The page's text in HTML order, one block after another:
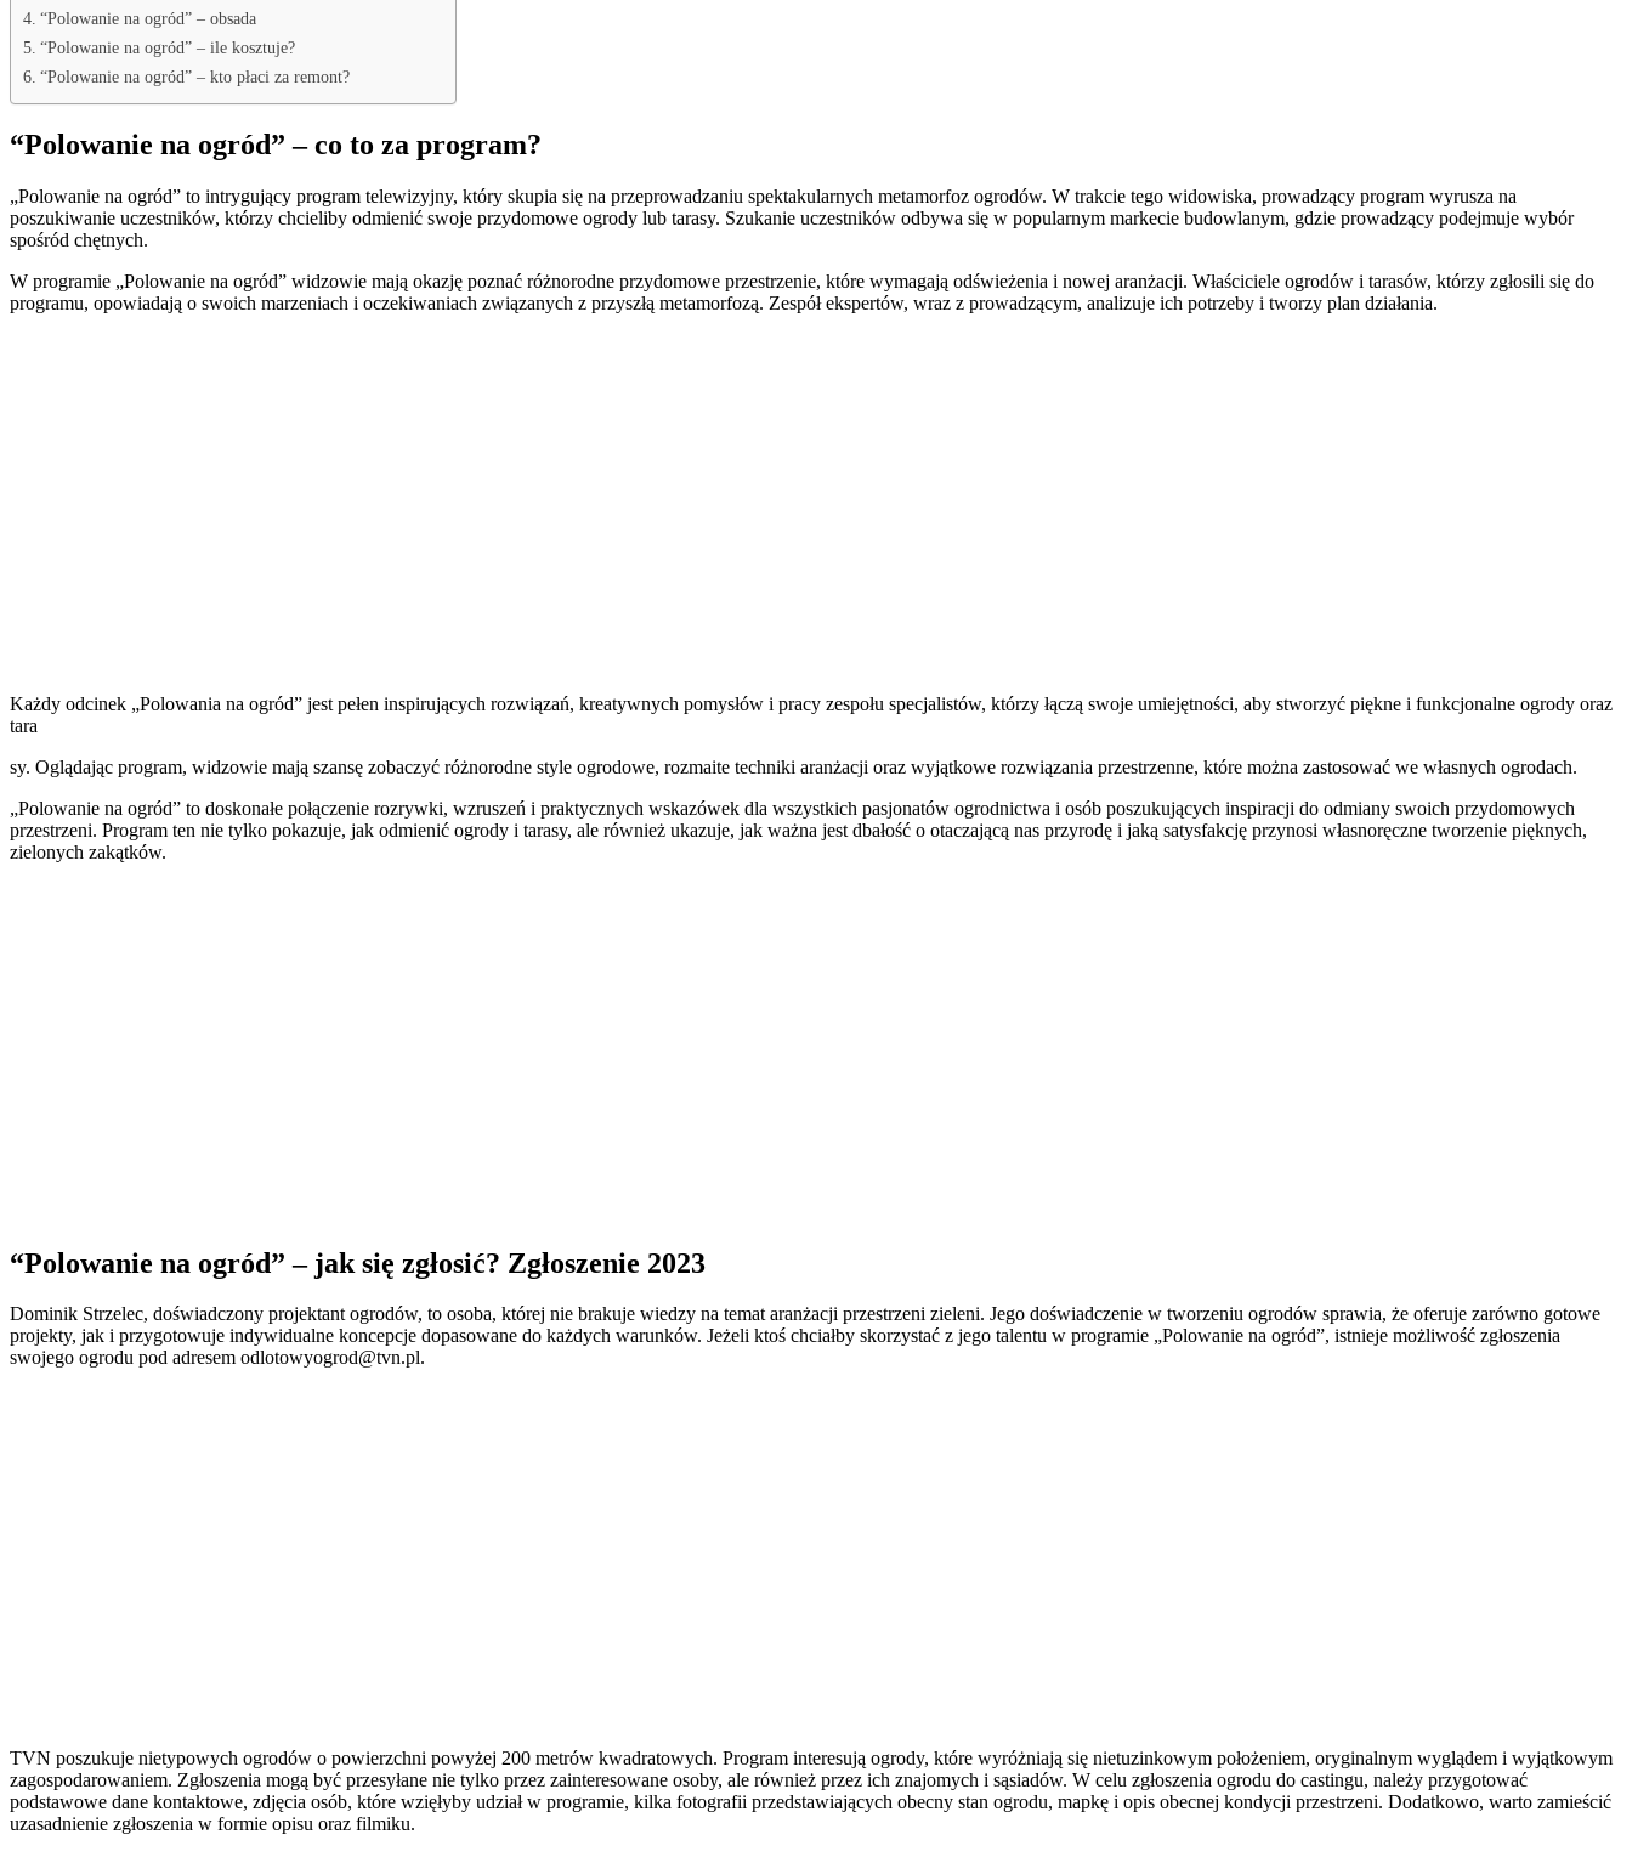
“Polowanie na ogród” – obsada
“Polowanie na ogród” – ile kosztuje?
“Polowanie na ogród” – kto płaci za remont?
“Polowanie na ogród” – co to za program?
„Polowanie na ogród” to intrygujący program telewizyjny, który skupia się na przeprowadzaniu spektakularnych metamorfoz ogrodów. W trakcie tego widowiska, prowadzący program wyrusza na
poszukiwanie uczestników, którzy chcieliby odmienić swoje przydomowe ogrody lub tarasy. Szukanie uczestników odbywa się w popularnym markecie budowlanym, gdzie prowadzący podejmuje wybór
spośród chętnych.
W programie „Polowanie na ogród” widzowie mają okazję poznać różnorodne przydomowe przestrzenie, które wymagają odświeżenia i nowej aranżacji. Właściciele ogrodów i tarasów, którzy zgłosili się do
programu, opowiadają o swoich marzeniach i oczekiwaniach związanych z przyszłą metamorfozą. Zespół ekspertów, wraz z prowadzącym, analizuje ich potrzeby i tworzy plan działania.
Każdy odcinek „Polowania na ogród” jest pełen inspirujących rozwiązań, kreatywnych pomysłów i pracy zespołu specjalistów, którzy łączą swoje umiejętności, aby stworzyć piękne i funkcjonalne ogrody oraz
tara
sy. Oglądając program, widzowie mają szansę zobaczyć różnorodne style ogrodowe, rozmaite techniki aranżacji oraz wyjątkowe rozwiązania przestrzenne, które można zastosować we własnych ogrodach.
„Polowanie na ogród” to doskonałe połączenie rozrywki, wzruszeń i praktycznych wskazówek dla wszystkich pasjonatów ogrodnictwa i osób poszukujących inspiracji do odmiany swoich przydomowych
przestrzeni. Program ten nie tylko pokazuje, jak odmienić ogrody i tarasy, ale również ukazuje, jak ważna jest dbałość o otaczającą nas przyrodę i jaką satysfakcję przynosi własnoręczne tworzenie pięknych,
zielonych zakątków.
“Polowanie na ogród” – jak się zgłosić? Zgłoszenie 2023
Dominik Strzelec, doświadczony projektant ogrodów, to osoba, której nie brakuje wiedzy na temat aranżacji przestrzeni zieleni. Jego doświadczenie w tworzeniu ogrodów sprawia, że oferuje zarówno gotowe
projekty, jak i przygotowuje indywidualne koncepcje dopasowane do każdych warunków. Jeżeli ktoś chciałby skorzystać z jego talentu w programie „Polowanie na ogród”, istnieje możliwość zgłoszenia
swojego ogrodu pod adresem odlotowyogrod@tvn.pl.
TVN poszukuje nietypowych ogrodów o powierzchni powyżej 200 metrów kwadratowych. Program interesują ogrody, które wyróżniają się nietuzinkowym położeniem, oryginalnym wyglądem i wyjątkowym
zagospodarowaniem. Zgłoszenia mogą być przesyłane nie tylko przez zainteresowane osoby, ale również przez ich znajomych i sąsiadów. W celu zgłoszenia ogrodu do castingu, należy przygotować
podstawowe dane kontaktowe, zdjęcia osób, które wzięłyby udział w programie, kilka fotografii przedstawiających obecny stan ogrodu, mapkę i opis obecnej kondycji przestrzeni. Dodatkowo, warto zamieścić
uzasadnienie zgłoszenia w formie opisu oraz filmiku.